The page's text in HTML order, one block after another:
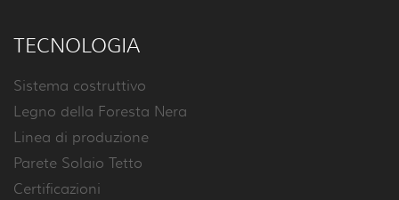
TECNOLOGIA
Sistema costruttivo
Legno della Foresta Nera
Linea di produzione
Parete Solaio Tetto
Certificazioni